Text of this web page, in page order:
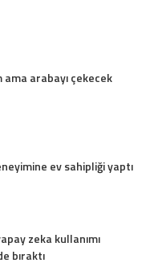
ama arabayı çekecek
ev sahipliği yaptı
zeka kullanımı
bıraktı